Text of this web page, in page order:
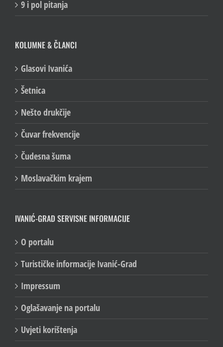
9 i pol pitanja
KOLUMNE & ČLANCI
Glasovi Ivanića
Šetnica
Nešto drukčije
Čuvar frekvencije
Čudesna šuma
Moslavačkim krajem
IVANIĆ-GRAD SERVISNE INFORMACIJE
O portalu
Turističke informacije Ivanić-Grad
Impressum
Oglašavanje na portalu
Uvjeti korištenja